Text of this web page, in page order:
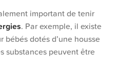
important de tenir
. Par exemple, il existe
dotés d’une housse
substances peuvent être